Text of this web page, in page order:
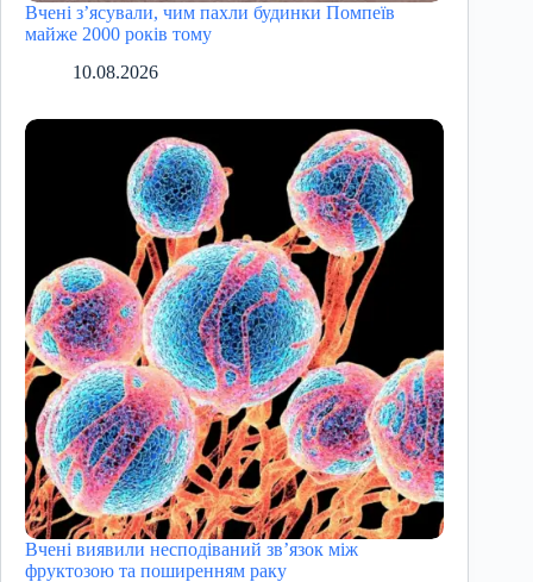
Вчені з’ясували, чим пахли будинки Помпеїв
майже 2000 років тому
10.08.2026
Вчені виявили несподіваний зв’язок між
фруктозою та поширенням раку